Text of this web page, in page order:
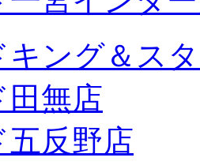
キング＆ス
田無店
五反野店